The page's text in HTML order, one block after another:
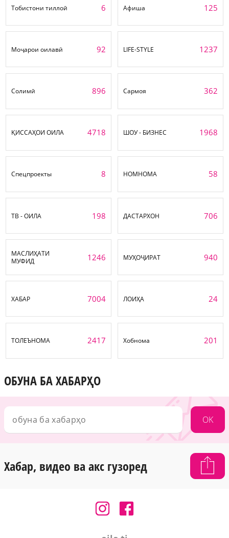
Тобистони тиллоӣ 6 Афиша 125
Моҷарои оилавӣ 92 LIFE-STYLE 1237
Солимӣ 896 Сармоя 362
ҚИССАҲОИ ОИЛА 4718 ШОУ - БИЗНЕС 1968
Спецпроекты 8 НОМНОМА 58
ТВ - ОИЛА 198 ДАСТАРХОН 706
МАСЛИҲАТИ
МУФИД
1246 МУҲОҶИРАТ 940
ХАБАР 7004 ЛОИҲА 24
ТОЛЕЪНОМА 2417 Хобнома 201
ОБУНА БА ХАБАРҲО
OK
Хабар, видео ва акс гузоред